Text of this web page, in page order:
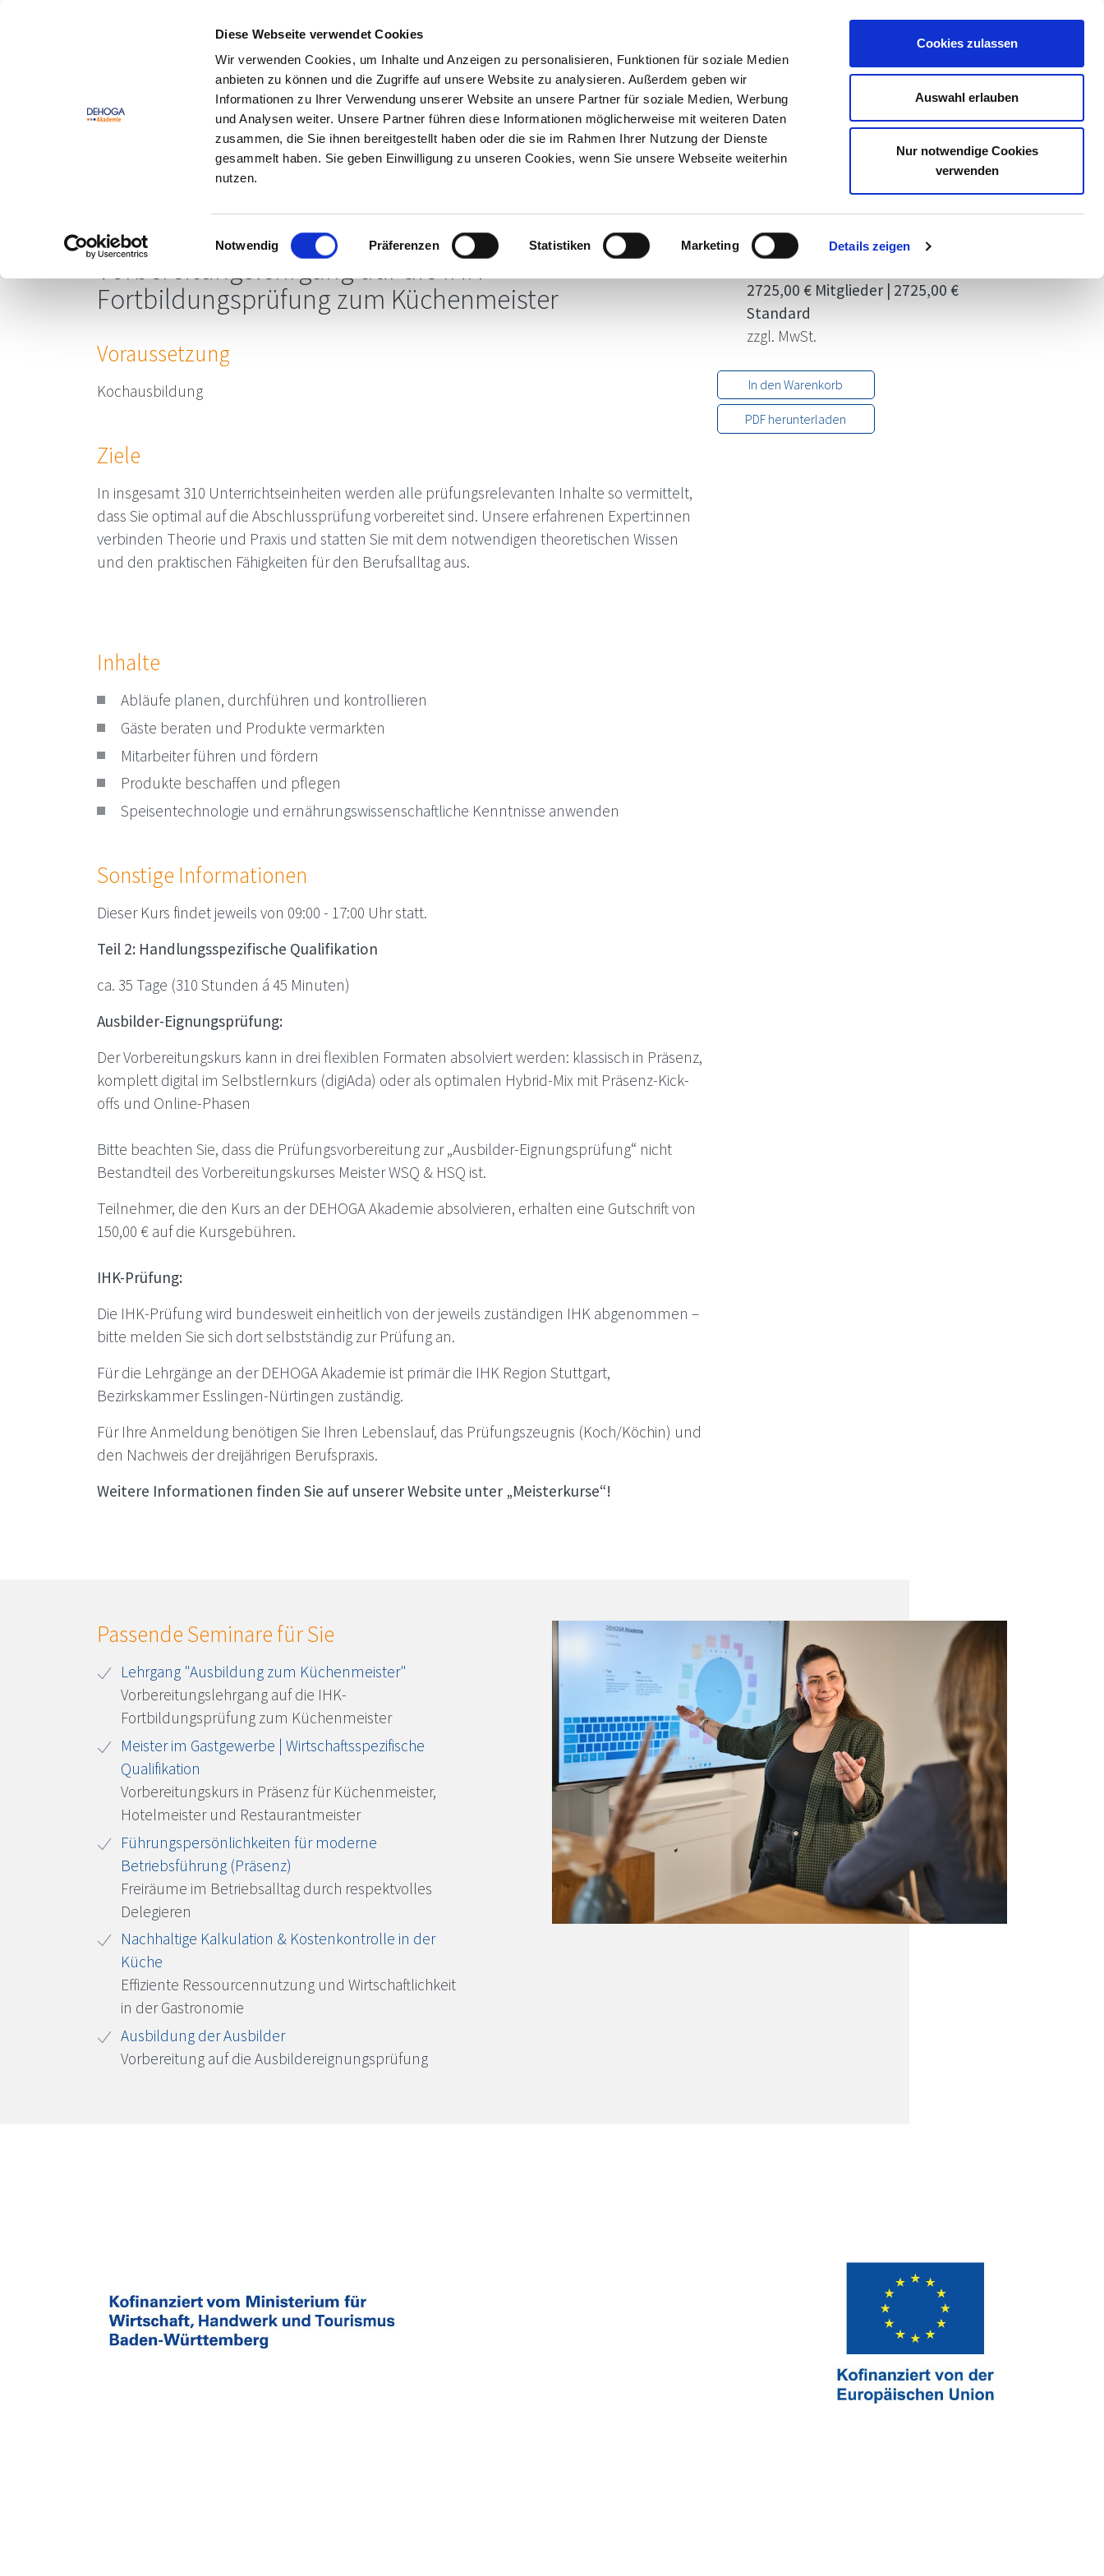
Diese Webseite verwendet Cookies
Wir verwenden Cookies, um Inhalte und Anzeigen zu personalisieren, Funktionen für soziale Medien
anbieten zu können und die Zugriffe auf unsere Website zu analysieren. Außerdem geben wir
Informationen zu Ihrer Verwendung unserer Website an unsere Partner für soziale Medien, Werbung
und Analysen weiter. Unsere Partner führen diese Informationen möglicherweise mit weiteren Daten
zusammen, die Sie ihnen bereitgestellt haben oder die sie im Rahmen Ihrer Nutzung der Dienste
gesammelt haben. Sie geben Einwilligung zu unseren Cookies, wenn Sie unsere Webseite weiterhin
nutzen.
Einwilligungsauswahl
Notwendig Präferenzen Statistiken Marketing Details zeigen
Cookies zulassen
Auswahl erlauben
Nur notwendige Cookies
verwenden
DEHOGA
Lernwelt
Offene
Seminare
Inhouse-
Trainings
Ausbildungs-
begleitung
Kostenfreie
Beratung
Küchenmeister | Handlungsspezifische
Qualifikation
Vorbereitungslehrgang auf die IHK-
Fortbildungsprüfung zum Küchenmeister
Voraussetzung
Kochausbildung
Ziele
In insgesamt 310 Unterrichtseinheiten werden alle prüfungsrelevanten Inhalte so vermittelt,
dass Sie optimal auf die Abschlussprüfung vorbereitet sind. Unsere erfahrenen Expert:innen
verbinden Theorie und Praxis und statten Sie mit dem notwendigen theoretischen Wissen
und den praktischen Fähigkeiten für den Berufsalltag aus.
Inhalte
Abläufe planen, durchführen und kontrollieren
Gäste beraten und Produkte vermarkten
Mitarbeiter führen und fördern
Produkte beschaffen und pflegen
Speisentechnologie und ernährungswissenschaftliche Kenntnisse anwenden
Sonstige Informationen
Dieser Kurs findet jeweils von 09:00 - 17:00 Uhr statt.
Teil 2: Handlungsspezifische Qualifikation
ca. 35 Tage (310 Stunden á 45 Minuten)
Ausbilder-Eignungsprüfung:
Der Vorbereitungskurs kann in drei flexiblen Formaten absolviert werden: klassisch in Präsenz,
komplett digital im Selbstlernkurs (digiAda) oder als optimalen Hybrid-Mix mit Präsenz-Kick-
offs und Online-Phasen
Bitte beachten Sie, dass die Prüfungsvorbereitung zur „Ausbilder-Eignungsprüfung“ nicht
Bestandteil des Vorbereitungskurses Meister WSQ & HSQ ist.
Teilnehmer, die den Kurs an der DEHOGAAkademie absolvieren, erhalten eine Gutschrift von
150,00 € auf die Kursgebühren.
IHK-Prüfung:
Die IHK-Prüfung wird bundesweit einheitlich von der jeweils zuständigen IHK abgenommen –
bitte melden Sie sich dort selbstständig zur Prüfung an.
Für die Lehrgänge an der DEHOGAAkademie ist primär die IHK Region Stuttgart,
Bezirkskammer Esslingen-Nürtingen zuständig.
Für Ihre Anmeldung benötigen Sie Ihren Lebenslauf, das Prüfungszeugnis (Koch/Köchin) und
den Nachweis der dreijährigen Berufspraxis.
Weitere Informationen finden Sie auf unserer Website unter „Meisterkurse“!
22.02.2027 - 21.04.2027
DA-0000272, Freie Plätze, findet
2725,00 € Mitglieder | 2725,00 €
Standard
zzgl. MwSt.
In den Warenkorb
PDF herunterladen
Passende Seminare für Sie
Lehrgang "Ausbildung zum Küchenmeister"
Vorbereitungslehrgang auf die IHK-
Fortbildungsprüfung zum Küchenmeister
Meister im Gastgewerbe | Wirtschaftsspezifische
Qualifikation
Vorbereitungskurs in Präsenz für Küchenmeister,
Hotelmeister und Restaurantmeister
Führungspersönlichkeiten für moderne
Betriebsführung (Präsenz)
Freiräume im Betriebsalltag durch respektvolles
Delegieren
Nachhaltige Kalkulation & Kostenkontrolle in der
Küche
Effiziente Ressourcennutzung und Wirtschaftlichkeit
in der Gastronomie
Ausbildung der Ausbilder
Vorbereitung auf die Ausbildereignungsprüfung